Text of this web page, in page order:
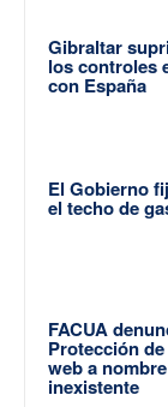
Gibraltar
los controles
con España
El Gobierno
el techo de
FACUA
Protección
web a
inexistente